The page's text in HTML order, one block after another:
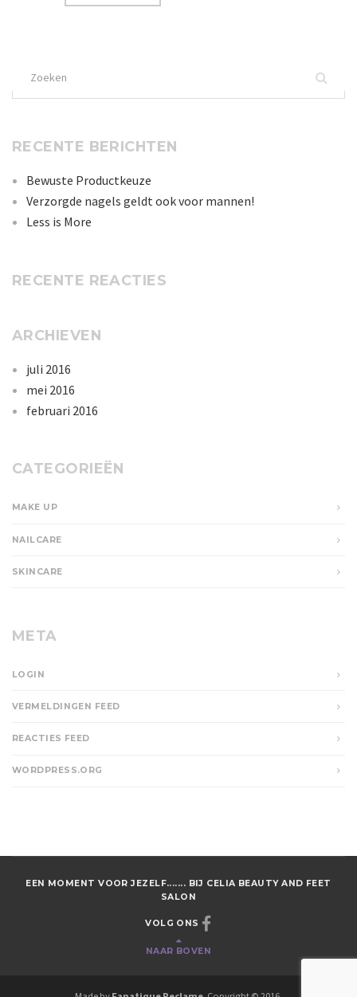
naar:
RECENTE BERICHTEN
Bewuste Productkeuze
Verzorgde nagels geldt ook voor mannen!
Less is More
RECENTE REACTIES
ARCHIEVEN
juli 2016
mei 2016
februari 2016
CATEGORIEËN
MAKE UP
NAILCARE
SKINCARE
META
LOGIN
VERMELDINGEN FEED
REACTIES FEED
WORDPRESS.ORG
EEN MOMENT VOOR JEZELF....... BIJ CELIA BEAUTY AND FEET
SALON
NAAR BOVEN
VOLG ONS